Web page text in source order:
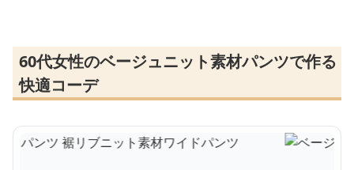
60代女性のベージュニット素材パンツで作る
快適コーデ